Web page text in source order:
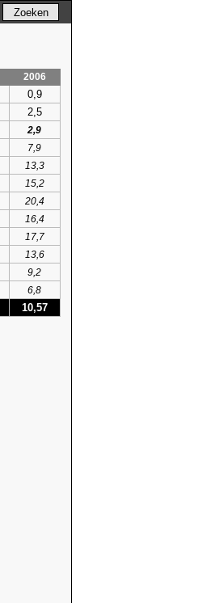
2006
0,9
2,5
2,9
7,9
13,3
15,2
20,4
16,4
17,7
13,6
9,2
6,8
10,57